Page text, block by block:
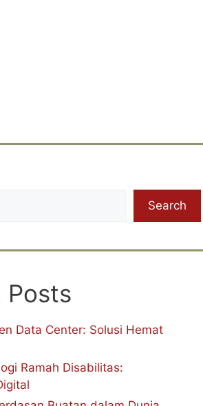
Search
Posts
Data Center: Solusi Hemat
Ramah Disabilitas: